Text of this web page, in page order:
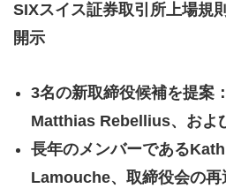
SIXスイス証券取引所上場規
開示
3名の新取締役候補を提案
Matthias Rebellius、およ
長年のメンバーである
Lamouche、取締役会の再